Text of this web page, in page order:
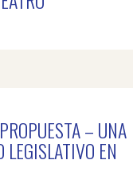
– UNA
LEGISLATIVO EN